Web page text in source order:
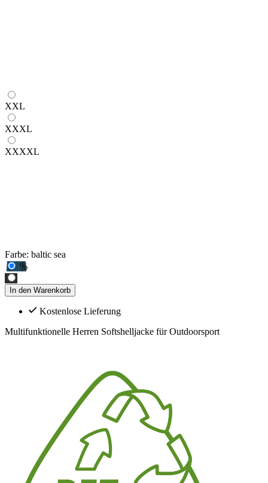
XXL
XXXL
XXXXL
Farbe: baltic sea
%
In den Warenkorb
Kostenlose Lieferung
Multifunktionelle Herren Softshelljacke für Outdoorsport